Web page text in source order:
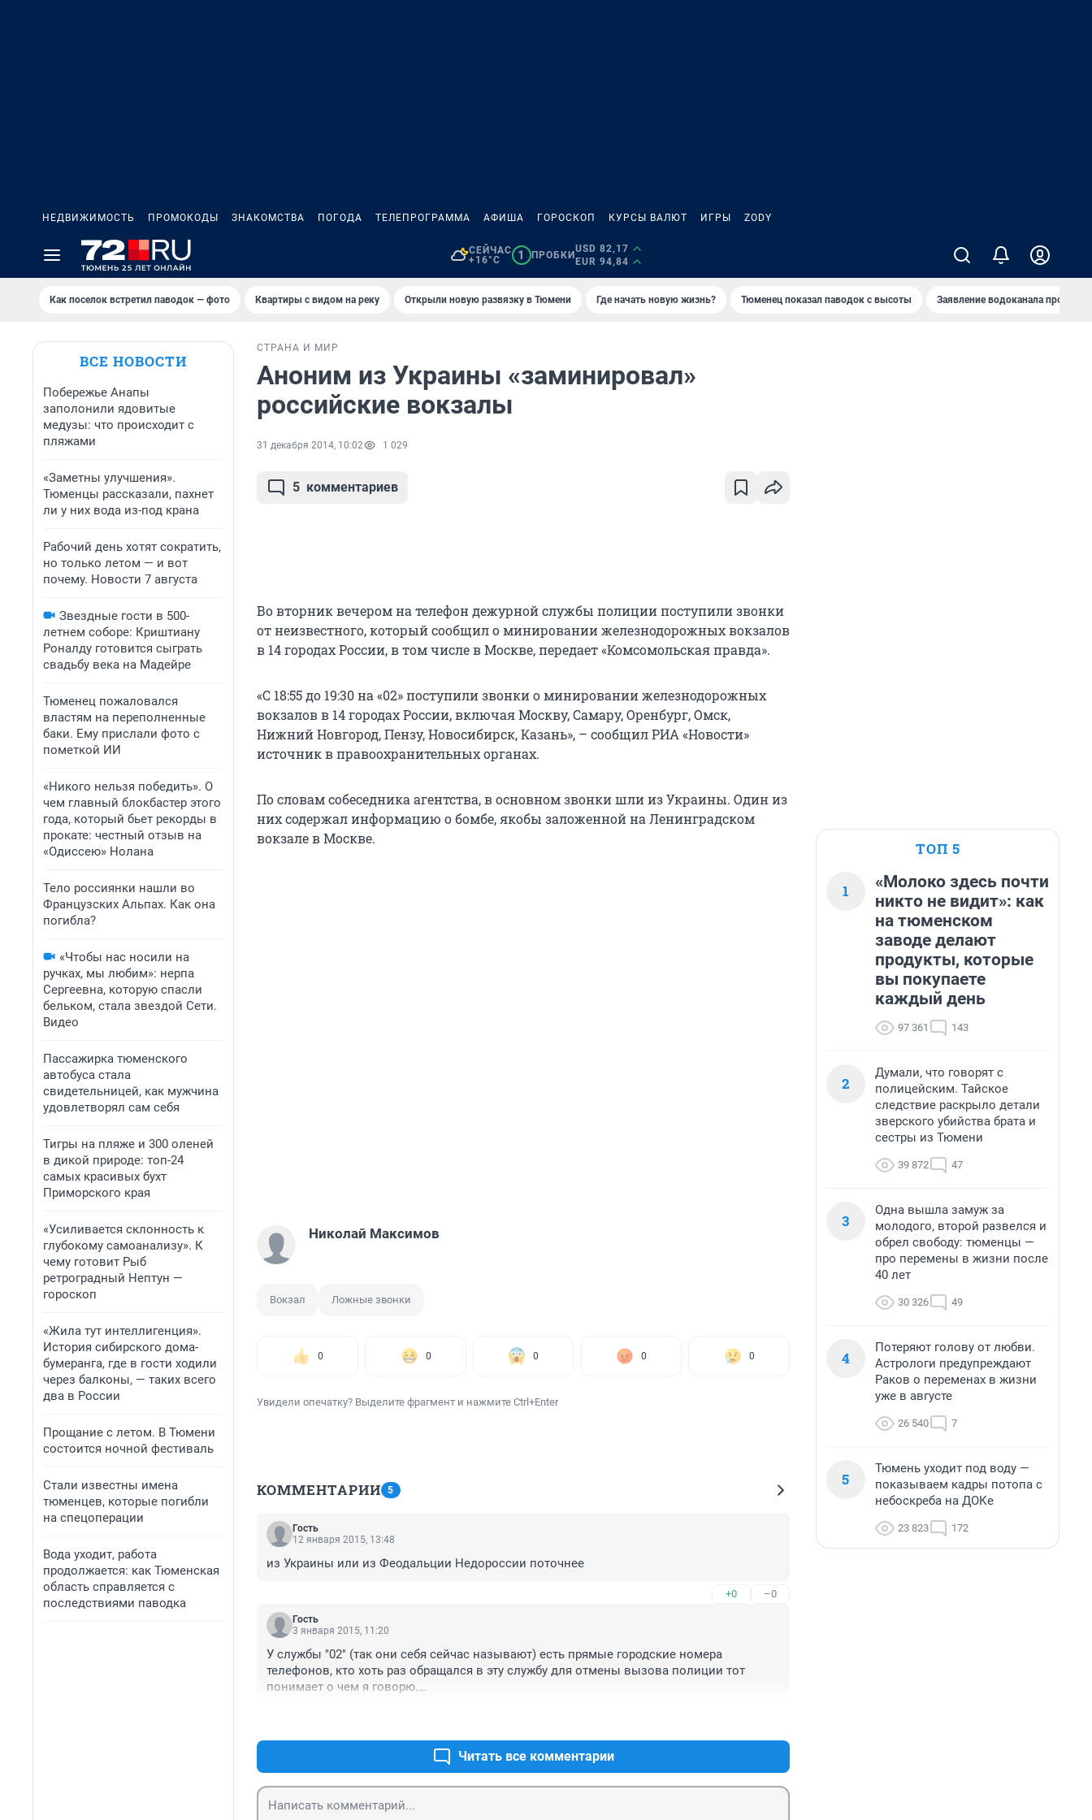
НЕДВИЖИМОСТЬ ПРОМОКОДЫ ЗНАКОМСТВА ПОГОДА ТЕЛЕПРОГРАММА АФИША ГОРОСКОП КУРСЫ ВАЛЮТ ИГРЫ ZODY
СЕЙЧАС
+16°C
1 ПРОБКИ
USD 82,17
EUR 94,84
Как поселок встретил паводок — фото Квартиры с видом на реку Открыли новую развязку в Тюмени Где начать новую жизнь? Тюменец показал паводок с высоты Заявление водоканала про
ВСЕ НОВОСТИ
Побережье Анапы
заполонили ядовитые
медузы: что происходит с
пляжами
«Заметны улучшения».
Тюменцы рассказали, пахнет
ли у них вода из-под крана
Рабочий день хотят сократить,
но только летом — и вот
почему. Новости 7 августа
Звездные гости в 500-
летнем соборе: Криштиану
Роналду готовится сыграть
свадьбу века на Мадейре
Тюменец пожаловался
властям на переполненные
баки. Ему прислали фото с
пометкой ИИ
«Никого нельзя победить». О
чем главный блокбастер этого
года, который бьет рекорды в
прокате: честный отзыв на
«Одиссею» Нолана
Тело россиянки нашли во
Французских Альпах. Как она
погибла?
«Чтобы нас носили на
ручках, мы любим»: нерпа
Сергеевна, которую спасли
бельком, стала звездой Сети.
Видео
Пассажирка тюменского
автобуса стала
свидетельницей, как мужчина
удовлетворял сам себя
Тигры на пляже и 300 оленей
в дикой природе: топ-24
самых красивых бухт
Приморского края
«Усиливается склонность к
глубокому самоанализу». К
чему готовит Рыб
ретроградный Нептун —
гороскоп
«Жила тут интеллигенция».
История сибирского дома-
бумеранга, где в гости ходили
через балконы, — таких всего
два в России
Прощание с летом. В Тюмени
состоится ночной фестиваль
Стали известны имена
тюменцев, которые погибли
на спецоперации
Вода уходит, работа
продолжается: как Тюменская
область справляется с
последствиями паводка
СТРАНА И МИР
Аноним из Украины «заминировал»
российские вокзалы
31 декабря 2014, 10:02 1 029
5 комментариев
Во вторник вечером на телефон дежурной службы полиции поступили звонки
от неизвестного, который сообщил о минировании железнодорожных вокзалов
в 14 городах России, в том числе в Москве, передает «Комсомольская правда».
«С 18:55 до 19:30 на «02» поступили звонки о минировании железнодорожных
вокзалов в 14 городах России, включая Москву, Самару, Оренбург, Омск,
Нижний Новгород, Пензу, Новосибирск, Казань», – сообщил РИА «Новости»
источник в правоохранительных органах.
По словам собеседника агентства, в основном звонки шли из Украины. Один из
них содержал информацию о бомбе, якобы заложенной на Ленинградском
вокзале в Москве.
Николай Максимов
Вокзал Ложные звонки
0 0 0 0 0
Увидели опечатку? Выделите фрагмент и нажмите Ctrl+Enter
КОММЕНТАРИИ 5
Гость
12 января 2015, 13:48
из Украины или из Феодальции Недороссии поточнее
+0 –0
Гость
3 января 2015, 11:20
У службы "02" (так они себя сейчас называют) есть прямые городские номера
телефонов, кто хоть раз обращался в эту службу для отмены вызова полиции тот
понимает о чем я говорю.
Читать все комментарии
ТОП 5
1
«Молоко здесь почти
никто не видит»: как
на тюменском
заводе делают
продукты, которые
вы покупаете
каждый день
97 361 143
2
Думали, что говорят с
полицейским. Тайское
следствие раскрыло детали
зверского убийства брата и
сестры из Тюмени
39 872 47
3
Одна вышла замуж за
молодого, второй развелся и
обрел свободу: тюменцы —
про перемены в жизни после
40 лет
30 326 49
4
Потеряют голову от любви.
Астрологи предупреждают
Раков о переменах в жизни
уже в августе
26 540 7
5
Тюмень уходит под воду —
показываем кадры потопа с
небоскреба на ДОКе
23 823 172